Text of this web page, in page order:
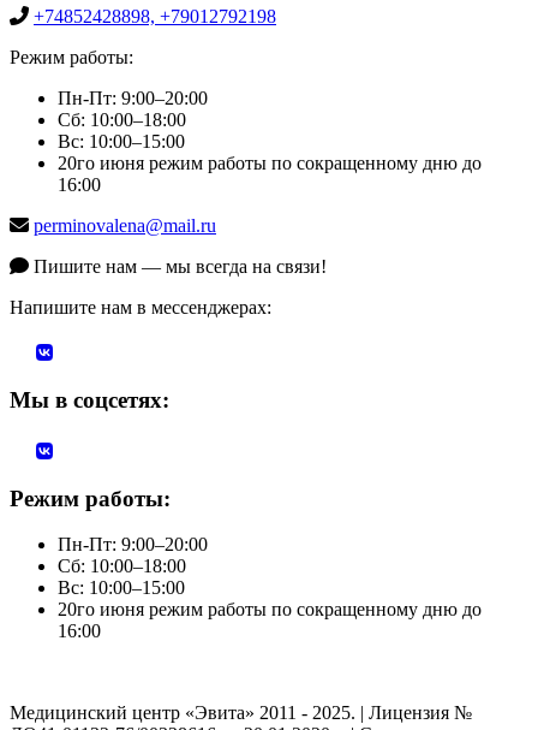
+74852428898, +79012792198
Режим работы:
Пн-Пт: 9:00–20:00
Сб: 10:00–18:00
Вс: 10:00–15:00
20го июня режим работы по сокращенному дню до
16:00
perminovalena@mail.ru
Пишите нам — мы всегда на связи!
Напишите нам в мессенджерах:
Мы в соцсетях:
Режим работы:
Пн-Пт: 9:00–20:00
Сб: 10:00–18:00
Вс: 10:00–15:00
20го июня режим работы по сокращенному дню до
16:00
Медицинский центр «Эвита» 2011 - 2025. | Лицензия №